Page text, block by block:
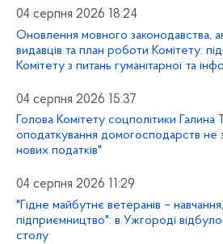
04 серпня 2026 18:24
Оновлення мовного законодавства,
видавців та план роботи Комітету:
Комітету з питань гуманітарної та
04 серпня 2026 15:37
Голова Комітету соцполітики Галина
оподаткування домогосподарств не
нових податків"
04 серпня 2026 11:29
"Гідне майбутнє ветеранів – навчання,
підприємництво": в Ужгороді
столу